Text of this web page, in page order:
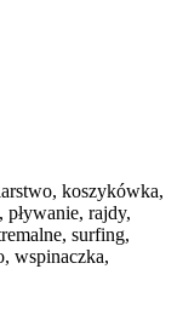
koszykówka,
pływanie, rajdy,
surfing,
wspinaczka,